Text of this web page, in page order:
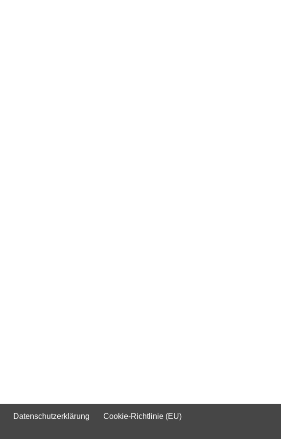
Datenschutzerklärung Cookie-Richtlinie (EU)